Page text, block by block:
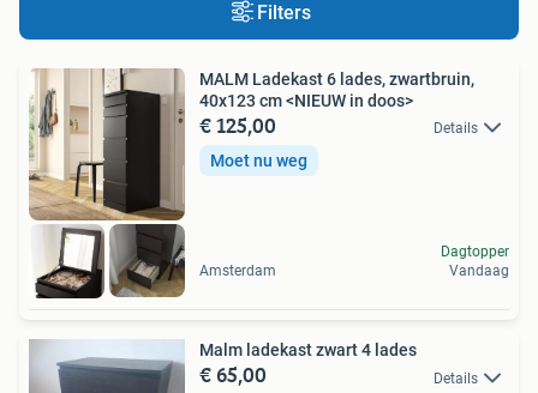
Filters
MALM Ladekast 6 lades, zwartbruin,
40x123 cm <NIEUW in doos>
€ 125,00 Details
Moet nu weg
Amsterdam
Dagtopper
Vandaag
Malm ladekast zwart 4 lades
€ 65,00 Details